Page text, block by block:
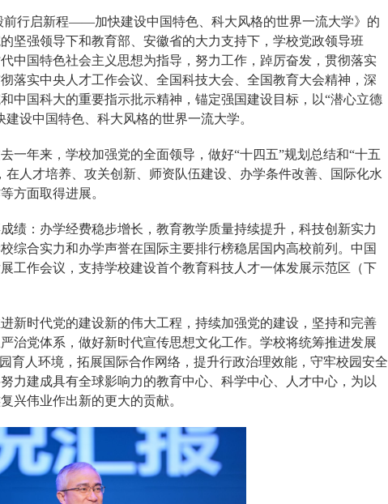
前行启新程——加快建设中国特色、科大风格的世界一流大学》的
坚强领导下和教育部、安徽省的大力支持下，学校党政领导班
中国特色社会主义思想为指导，努力工作，踔厉奋发，贯彻落实
落实中央人才工作会议、全国科技大会、全国教育大会精神，深
中国科大的重要指示批示精神，锚定强国建设目标，以“潜心立德
设中国特色、科大风格的世界一流大学。
一年来，学校加强党的全面领导，做好“十四五”规划总结和“十五
在人才培养、攻关创新、师资队伍建设、办学条件改善、国际化水
方面取得进展。
绩：办学经费稳步增长，教育教学质量持续提升，科技创新实力
综合实力和办学声誉在国际主要排行榜稳居国内高校前列。中国
工作会议，支持学校建设首个教育科技人才一体发展示范区（下
新时代党的建设新的伟大工程，持续加强党的建设，坚持和完善
治党体系，做好新时代宣传思想文化工作。学校将统筹推进发展
育人环境，拓展国际合作网络，提升行政治理效能，守牢校园安全
力建成具有全球影响力的教育中心、科学中心、人才中心，为以
兴伟业作出新的更大的贡献。